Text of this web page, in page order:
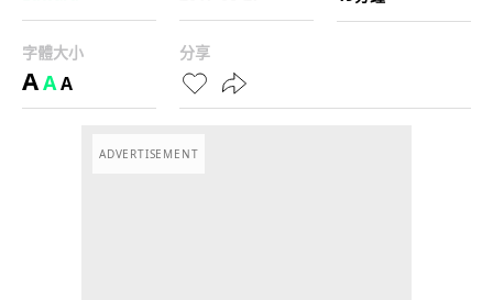
字體大小
AAA
分享
ADVERTISEMENT